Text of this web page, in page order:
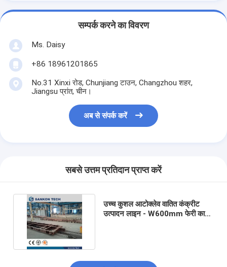
सम्पर्क करने का विवरण
Ms. Daisy
+86 18961201865
No.31 Xinxi रोड, Chunjiang टाउन, Changzhou शहर,
Jiangsu प्रांत, चीन।
अब से संपर्क करें
सबसे उत्तम प्रतिदान प्राप्त करें
उच्च कुशल आटोक्लेव वातित कंक्रीट
उत्पादन लाइन - W600mm फेरी कार्ट